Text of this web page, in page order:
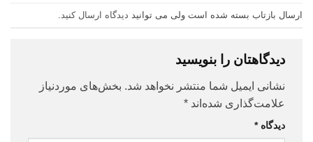
ارسال بازتاب بسته شده است ولی می توانید دیدگاه ارسال کنید
دیدگاهتان را بنویسید
نشانی ایمیل شما منتشر نخواهد شد. بخش‌های موردنیاز
علامت‌گذاری شده‌اند *
دیدگاه*